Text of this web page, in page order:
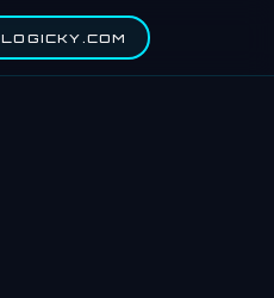
LOGICKY.COM